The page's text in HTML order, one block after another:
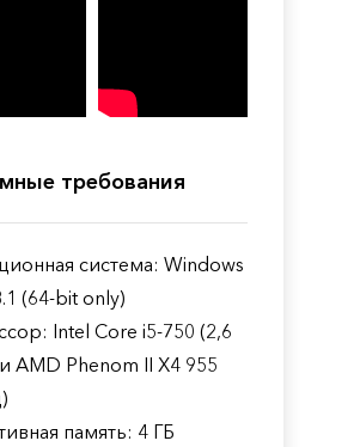
требования
система: Windows
(64-bit only)
Intel Core i5-750 (2,6
AMD Phenom II X4 955
память: 4 ГБ